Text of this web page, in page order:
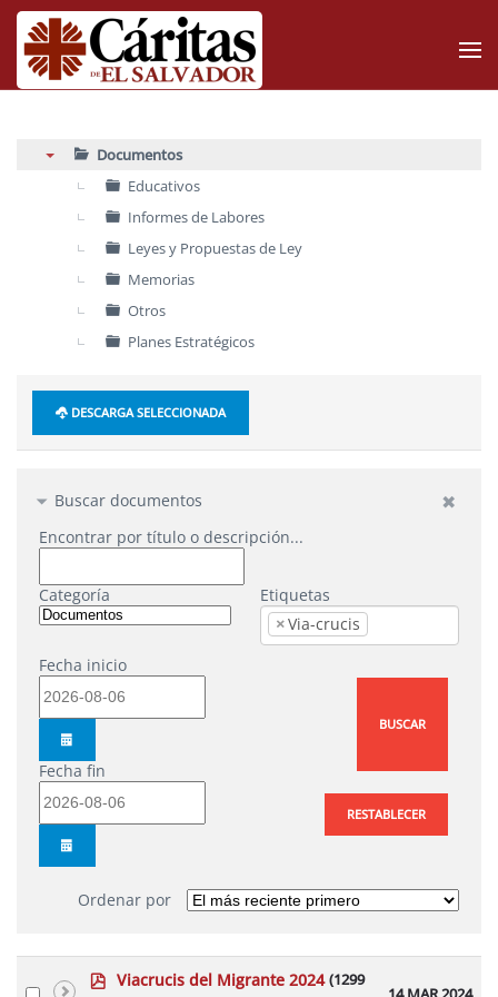
Skip to main content
Documentos
Educativos
Informes de Labores
Leyes y Propuestas de Ley
Memorias
Otros
Planes Estratégicos
DESCARGA SELECCIONADA
Buscar documentos
Encontrar por título o descripción...
Categoría
Etiquetas
×Via-crucis
Fecha inicio
Fecha fin
BUSCAR
RESTABLECER
Ordenar por
Select
pViacrucis del Migrante 2024 (1299
14 MAR 2024